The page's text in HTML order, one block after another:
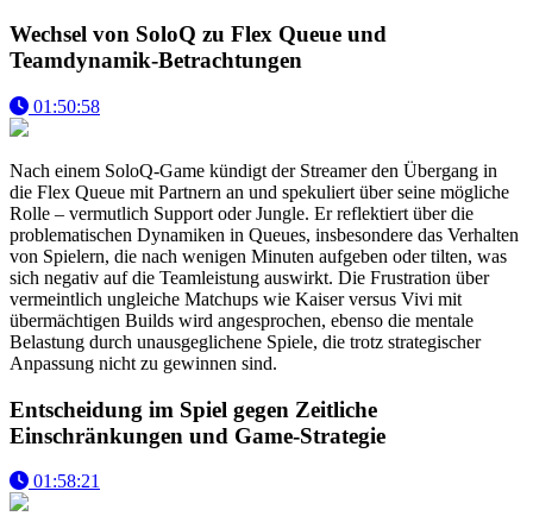
Wechsel von SoloQ zu Flex Queue und
Teamdynamik-Betrachtungen
01:50:58
Nach einem SoloQ-Game kündigt der Streamer den Übergang in
die Flex Queue mit Partnern an und spekuliert über seine mögliche
Rolle – vermutlich Support oder Jungle. Er reflektiert über die
problematischen Dynamiken in Queues, insbesondere das Verhalten
von Spielern, die nach wenigen Minuten aufgeben oder tilten, was
sich negativ auf die Teamleistung auswirkt. Die Frustration über
vermeintlich ungleiche Matchups wie Kaiser versus Vivi mit
übermächtigen Builds wird angesprochen, ebenso die mentale
Belastung durch unausgeglichene Spiele, die trotz strategischer
Anpassung nicht zu gewinnen sind.
Entscheidung im Spiel gegen Zeitliche
Einschränkungen und Game-Strategie
01:58:21